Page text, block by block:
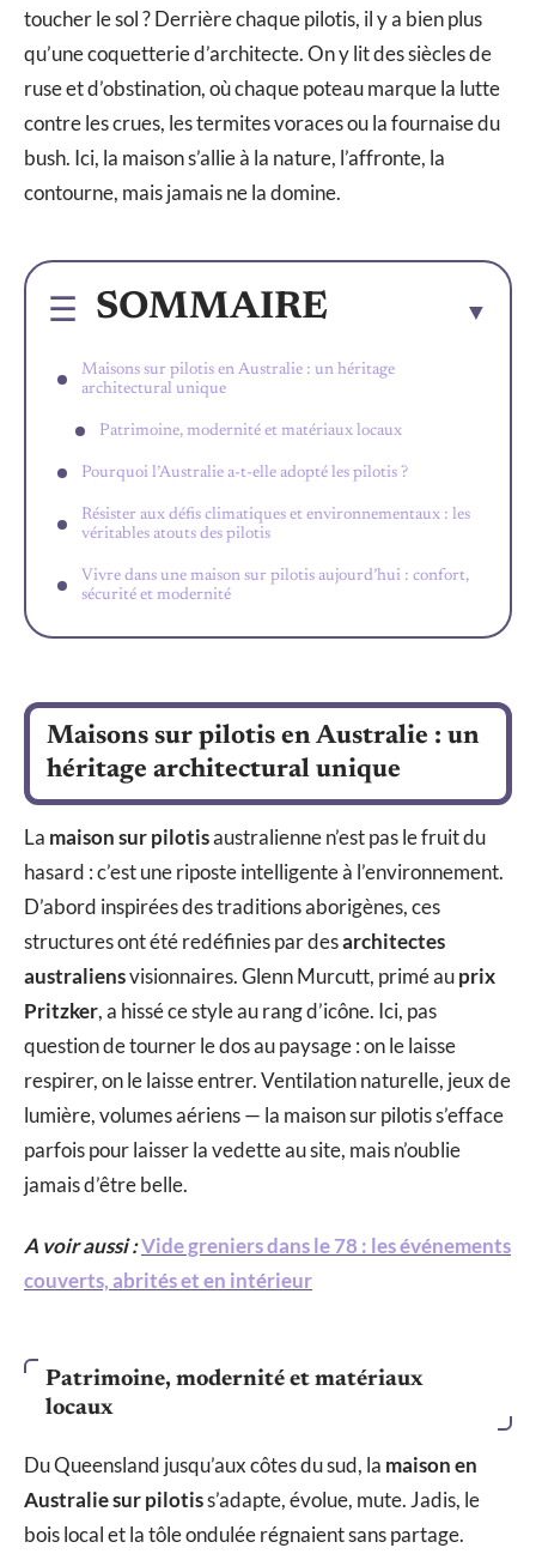
toucher le sol ? Derrière chaque pilotis, il y a bien plus
qu’une coquetterie d’architecte. On y lit des siècles de
ruse et d’obstination, où chaque poteau marque la lutte
contre les crues, les termites voraces ou la fournaise du
bush. Ici, la maison s’allie à la nature, l’affronte, la
contourne, mais jamais ne la domine.
SOMMAIRE
Maisons sur pilotis en Australie : un héritage
architectural unique
Patrimoine, modernité et matériaux locaux
Pourquoi l’Australie a-t-elle adopté les pilotis ?
Résister aux défis climatiques et environnementaux : les
véritables atouts des pilotis
Vivre dans une maison sur pilotis aujourd’hui : confort,
sécurité et modernité
Maisons sur pilotis en Australie : un
héritage architectural unique
La maison sur pilotisaustralienne n’est pas le fruit du
hasard : c’est une riposte intelligente à l’environnement.
D’abord inspirées des traditions aborigènes, ces
structures ont été redéfinies par desarchitectes
australiensvisionnaires. Glenn Murcutt, primé auprix
Pritzker, a hissé ce style au rang d’icône. Ici, pas
question de tourner le dos au paysage : on le laisse
respirer, on le laisse entrer. Ventilation naturelle, jeux de
lumière, volumes aériens — la maison sur pilotis s’efface
parfois pour laisser la vedette au site, mais n’oublie
jamais d’être belle.
A voir aussi :Vide greniers dans le 78 : les événements
couverts, abrités et en intérieur
Patrimoine, modernité et matériaux
locaux
Du Queensland jusqu’aux côtes du sud, la maison en
Australie sur pilotiss’adapte, évolue, mute. Jadis, le
bois local et la tôle ondulée régnaient sans partage.